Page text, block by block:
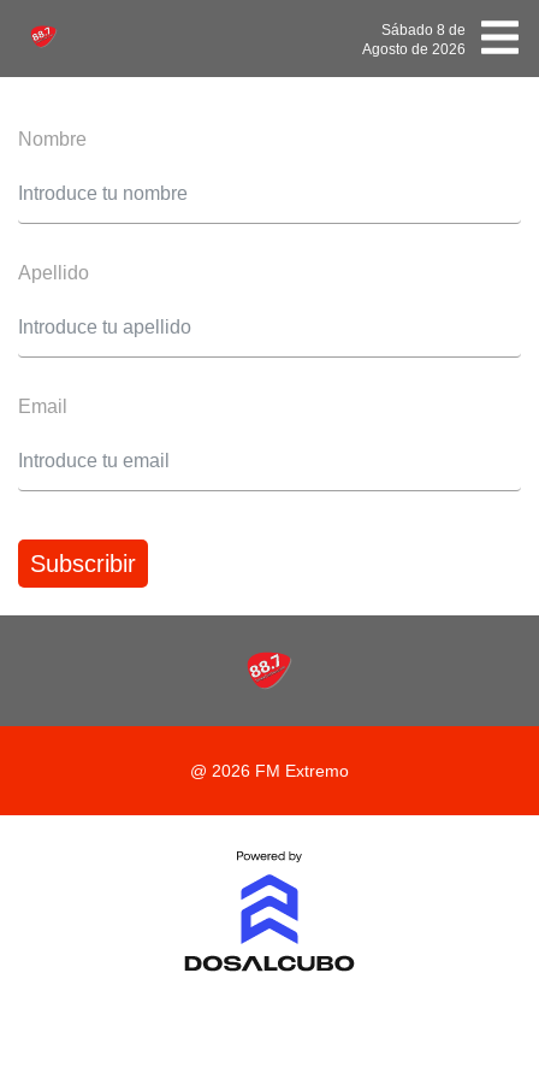
Sábado 8 de
Agosto de 2026
Nombre
Apellido
Email
@ 2026 FM Extremo